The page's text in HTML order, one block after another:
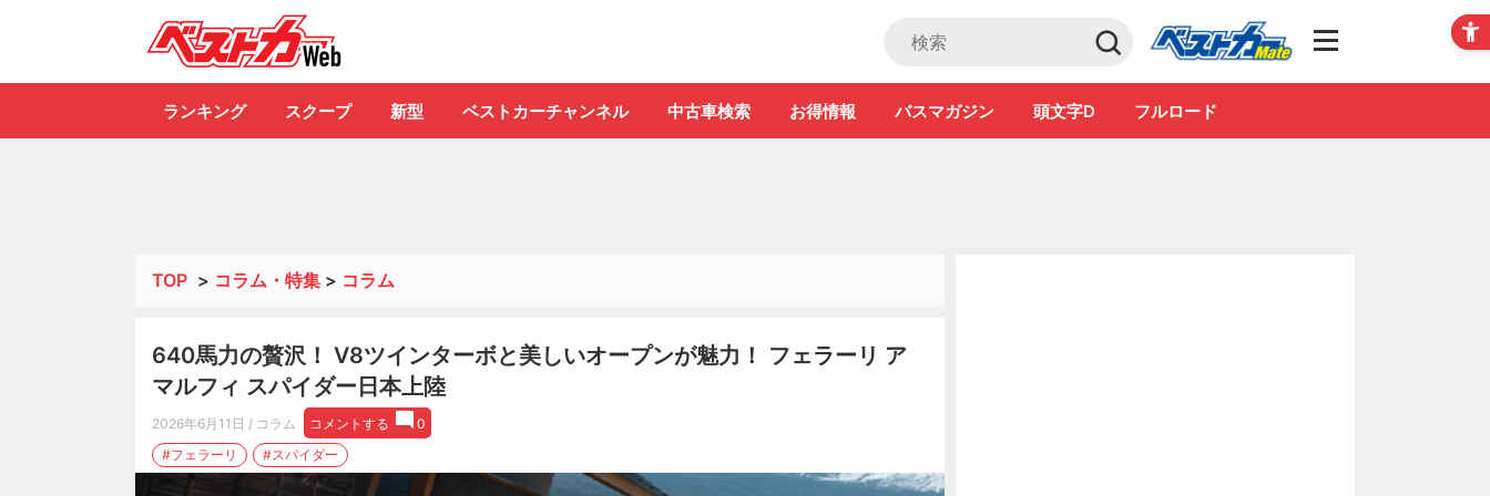
Club
ランキング スクープ 新型 ベストカーチャンネル 中古車検索 お得情報 バスマガジン 頭文字D フルロード
TOP > コラム・特集 > コラム
640馬力の贅沢！ V8ツインターボと美しいオープンが魅力！ フェラーリ ア
マルフィ スパイダー日本上陸
2026年6月11日 / コラム コメントする
0
#フェラーリ
#スパイダー